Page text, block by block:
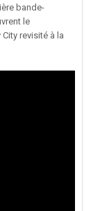
bande-
le
revisité à la